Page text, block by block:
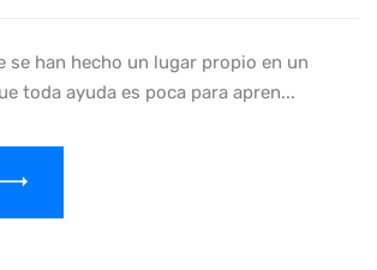
se han hecho un lugar propio en un
toda ayuda es poca para apren...